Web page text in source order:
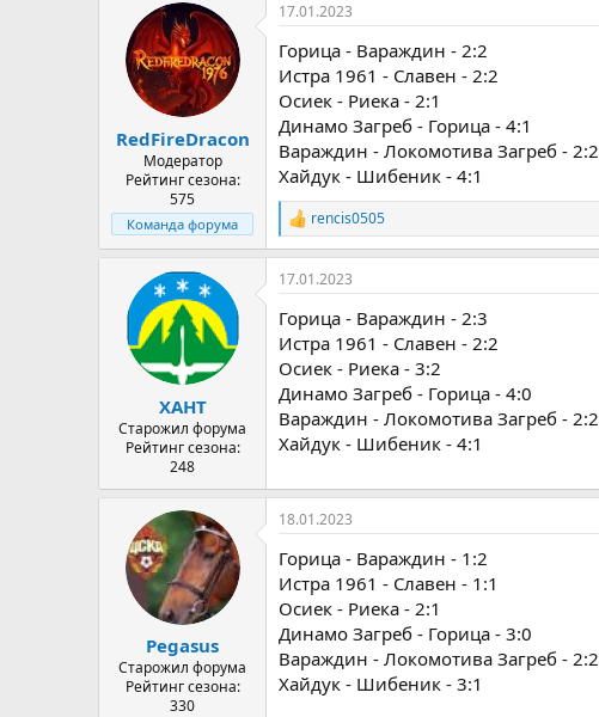
RedFireDracon
Модератор
Рейтинг сезона:
575
Команда форума
17.01.2023
Горица - Вараждин - 2:2
Истра 1961 - Славен - 2:2
Осиек - Риека - 2:1
Динамо Загреб - Горица - 4:1
Вараждин - Локомотива Загреб - 2:2
Хайдук - Шибеник - 4:1
Р
е
а
к
и
и
:
rencis0505
ХАНТ
Старожил форума
Рейтинг сезона:
248
17.01.2023
Горица - Вараждин - 2:3
Истра 1961 - Славен - 2:2
Осиек - Риека - 3:2
Динамо Загреб - Горица - 4:0
Вараждин - Локомотива Загреб - 2:2
Хайдук - Шибеник - 4:1
Pegasus
Старожил форума
Рейтинг сезона:
330
18.01.2023
Горица - Вараждин - 1:2
Истра 1961 - Славен - 1:1
Осиек - Риека - 2:1
Динамо Загреб - Горица - 3:0
Вараждин - Локомотива Загреб - 2:2
Хайдук - Шибеник - 3:1